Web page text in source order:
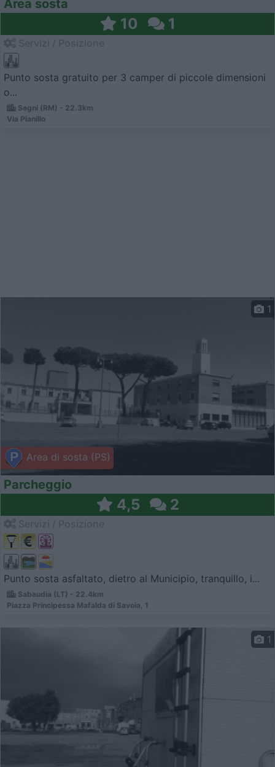
Area sosta
10 1
Punto sosta gratuito per 3 camper di piccole dimensioni
o...
Segni (RM) - 22.3km
Via Pianillo
Area di sosta (PS)
1
Parcheggio
4,5 2
Punto sosta asfaltato, dietro al Municipio, tranquillo, i...
Sabaudia (LT) - 22.4km
Piazza Principessa Mafalda di Savoia, 1
1